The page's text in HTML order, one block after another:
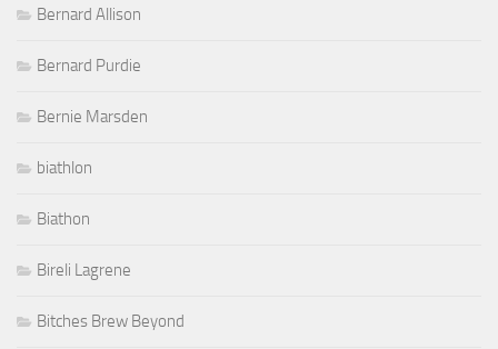
Bernard Allison
Bernard Purdie
Bernie Marsden
biathlon
Biathon
Bireli Lagrene
Bitches Brew Beyond